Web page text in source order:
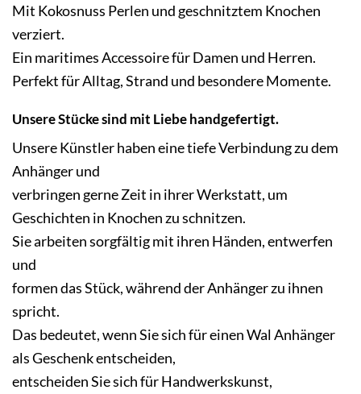
Mit Kokosnuss Perlen und geschnitztem Knochen
verziert.
Ein maritimes Accessoire für Damen und Herren.
Perfekt für Alltag, Strand und besondere Momente.
Unsere Stücke sind mit Liebe handgefertigt.
Unsere Künstler haben eine tiefe Verbindung zu dem
Anhänger und
verbringen gerne Zeit in ihrer Werkstatt, um
Geschichten in Knochen zu schnitzen.
Sie arbeiten sorgfältig mit ihren Händen, entwerfen
und
formen das Stück, während der Anhänger zu ihnen
spricht.
Das bedeutet, wenn Sie sich für einen Wal Anhänger
als Geschenk entscheiden,
entscheiden Sie sich für Handwerkskunst,